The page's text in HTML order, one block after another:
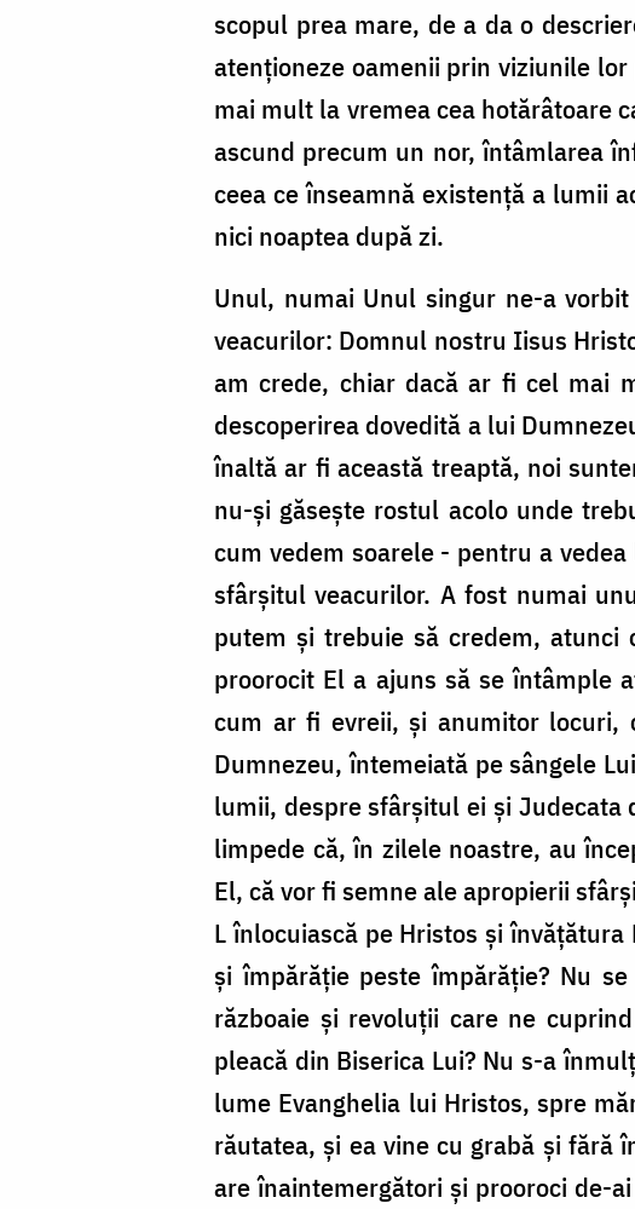
scopul prea mare, de a da o
atenționeze oamenii prin viziunile
mai mult la vremea cea hotărâtoare
ascund precum un nor, întâmlarea
ceea ce înseamnă existență a lumii
nici noaptea după zi.
Unul, numai Unul singur ne-a
veacurilor: Domnul nostru Iisus
am crede, chiar dacă ar fi cel mai
descoperirea dovedită a lui
înaltă ar fi această treaptă, noi
nu-și găsește rostul acolo unde
cum vedem soarele - pentru a
sfârșitul veacurilor. A fost numai
putem și trebuie să credem,
proorocit El a ajuns să se întâmple
cum ar fi evreii, și anumitor locuri,
Dumnezeu, întemeiată pe sângele
lumii, despre sfârșitul ei și Judecata
limpede că, în zilele noastre, au
El, că vor fi semne ale apropierii
L înlocuiască pe Hristos și
și împărăție peste împărăție? Nu
războaie și revoluții care ne
pleacă din Biserica Lui? Nu s-a
lume Evanghelia lui Hristos, spre
răutatea, și ea vine cu grabă și fără
are înaintemergători și prooroci de-